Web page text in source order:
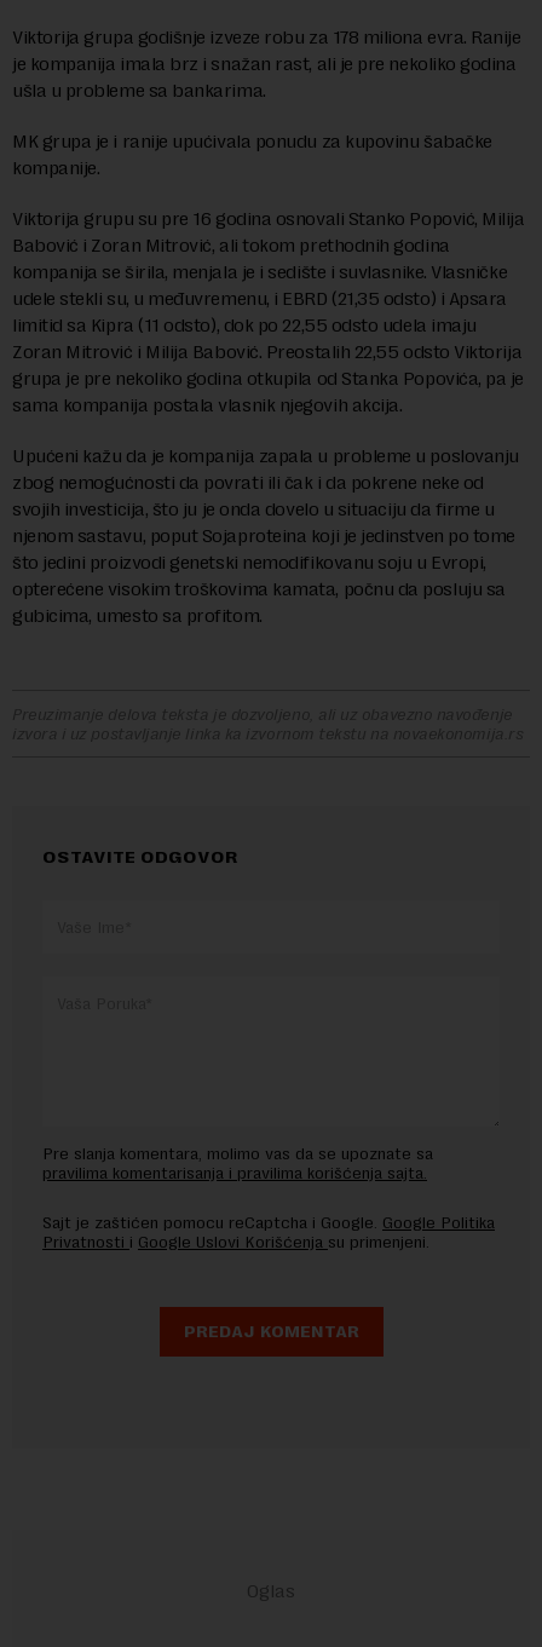
Viktorija grupa godišnje izveze robu za 178 miliona evra. Ranije
je kompanija imala brz i snažan rast, ali je pre nekoliko godina
ušla u probleme sa bankarima.
MK grupa je i ranije upućivala ponudu za kupovinu šabačke
kompanije.
Viktorija grupu su pre 16 godina osnovali Stanko Popović, Milija
Babović i Zoran Mitrović, ali tokom prethodnih godina
kompanija se širila, menjala je i sedište i suvlasnike. Vlasničke
udele stekli su, u međuvremenu, i EBRD (21,35 odsto) i Apsara
limitid sa Kipra (11 odsto), dok po 22,55 odsto udela imaju
Zoran Mitrović i Milija Babović. Preostalih 22,55 odsto Viktorija
grupa je pre nekoliko godina otkupila od Stanka Popovića, pa je
sama kompanija postala vlasnik njegovih akcija.
Upućeni kažu da je kompanija zapala u probleme u poslovanju
zbog nemogućnosti da povrati ili čak i da pokrene neke od
svojih investicija, što ju je onda dovelo u situaciju da firme u
njenom sastavu, poput Sojaproteina koji je jedinstven po tome
što jedini proizvodi genetski nemodifikovanu soju u Evropi,
opterećene visokim troškovima kamata, počnu da posluju sa
gubicima, umesto sa profitom.
Preuzimanje delova teksta je dozvoljeno, ali uz obavezno navođenje
izvora i uz postavljanje linka ka izvornom tekstu na novaekonomija.rs
OSTAVITE ODGOVOR
Pre slanja komentara, molimo vas da se upoznate sa
pravilima komentarisanja i pravilima korišćenja sajta.
Sajt je zaštićen pomocu reCaptcha i Google. Google Politika
Privatnosti i Google Uslovi Korišćenja su primenjeni.